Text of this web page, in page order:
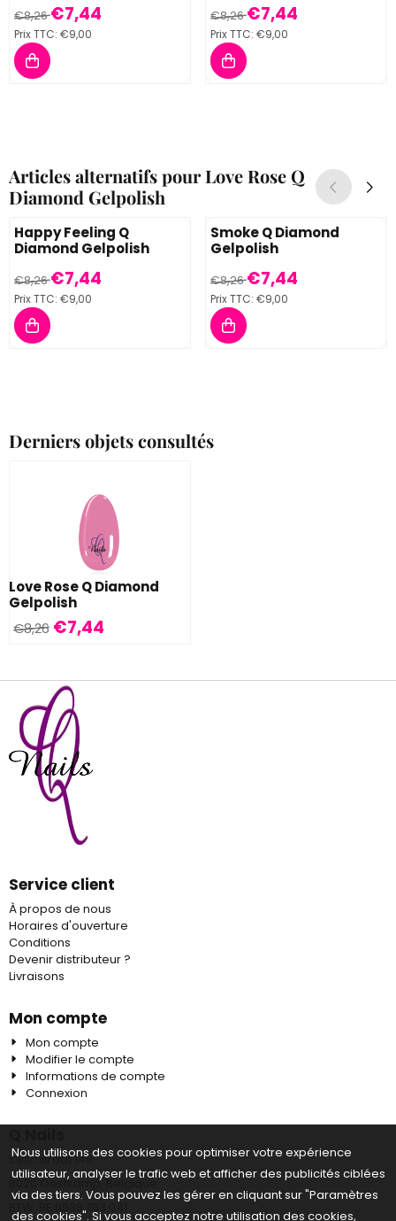
Par8,26 pour 7,44, TVA comprise : 9,00
€8,26€7,44
Prix TTC: €9,00
Par8,26 pour 7,44, TVA
€8,26€7,44
Prix TTC: €9,00
Articles alternatifs pourLove Rose Q
Diamond Gelpolish
Happy Feeling Q
Diamond Gelpolish
Par8,26 pour 7,44, TVA comprise : 9,00
€8,26€7,44
Prix TTC: €9,00
Smoke Q Diamond
Gelpolish
Par8,26 pour 7,44, TVA
€8,26€7,44
Prix TTC: €9,00
Derniers objets consultés
Love Rose Q Diamond
Gelpolish
€8,26 €7,44
Service client
À propos de nous
Horaires d'ouverture
Conditions
Devenir distributeur ?
Livraisons
Mon compte
Mon compte
Modifier le compte
Informations de compte
Connexion
Sijslostraat 145
8020 Oostkamp, Belgique
BTW: BE 0538 763 041
Nous utilisons des cookies pour optimiser votre expérience
utilisateur, analyser le trafic web et afficher des publicités ciblées
via des tiers. Vous pouvez les gérer en cliquant sur "Paramètres
des cookies". Si vous acceptez notre utilisation des cookies,